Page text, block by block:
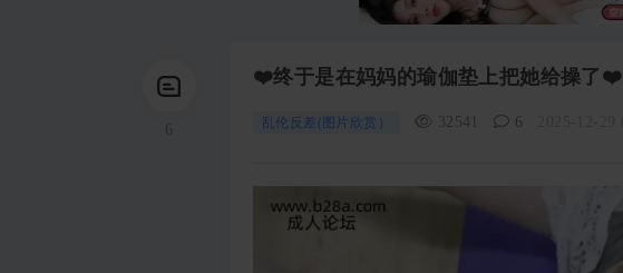
❤️终于是在妈妈的瑜伽垫上把她给操了❤️
乱伦反差(图片欣赏） 32541 6